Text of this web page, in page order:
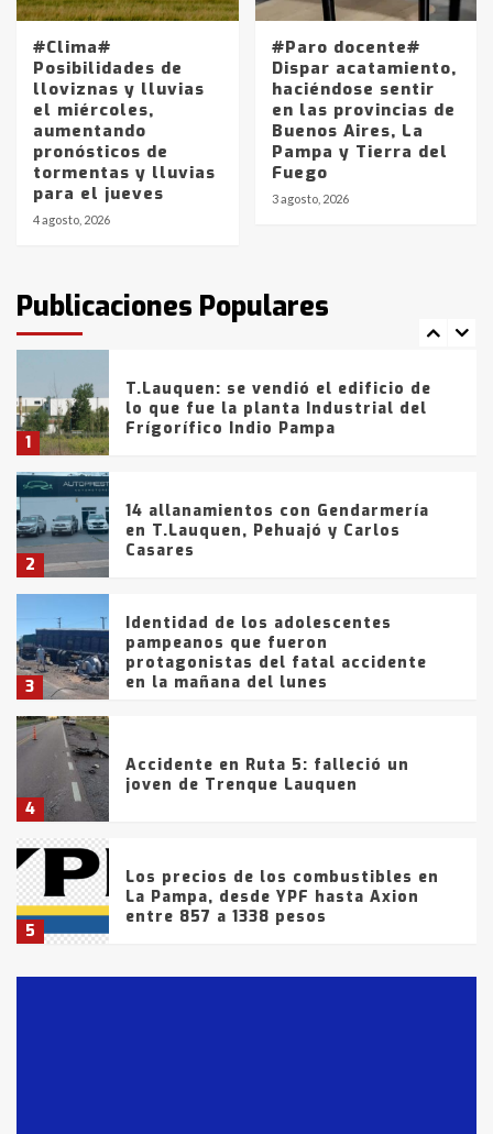
#Clima#
Posibilidades de
lloviznas y lluvias
el miércoles,
aumentando
pronósticos de
tormentas y lluvias
para el jueves
4 agosto, 2026
#Paro docente#
Dispar acatamiento,
haciéndose sentir
en las provincias de
Buenos Aires, La
Pampa y Tierra del
Fuego
3 agosto, 2026
Publicaciones Populares
5
Los precios de los combustibles en
La Pampa, desde YPF hasta Axion
entre 857 a 1338 pesos
6
La Bolsa de Cereales de Bahía
Blanca anticipa que Agosto vendrá
con lluvias y heladas, en gran parte
de la provincia
fueron detenidos por
comercialización de drogas en la
tarde del sábado
1
T.Lauquen: se vendió el edificio de
lo que fue la planta Industrial del
Frígorífico Indio Pampa
2
14 allanamientos con Gendarmería
en T.Lauquen, Pehuajó y Carlos
Casares
3
Identidad de los adolescentes
pampeanos que fueron
protagonistas del fatal accidente
en la mañana del lunes
4
Accidente en Ruta 5: falleció un
joven de Trenque Lauquen
5
Los precios de los combustibles en
La Pampa, desde YPF hasta Axion
entre 857 a 1338 pesos